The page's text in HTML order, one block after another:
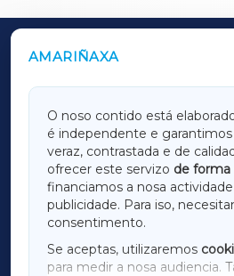
AMARIÑAXA
O noso contido está
é independente e
veraz, contrastada e de
ofrecer este servizo de
financiamos a nosa
publicidade. Para iso,
consentimento.
Se aceptas, utilizaremos
para medir a nosa audiencia.
OUTROS PERIÓDICOS
LUGOXA